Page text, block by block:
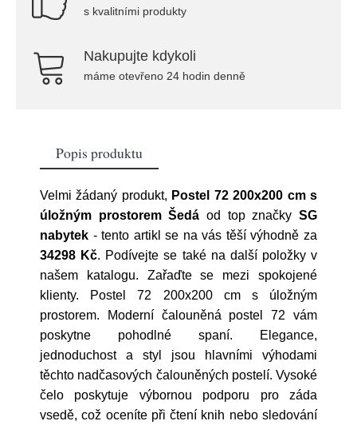
s kvalitními produkty
Nakupujte kdykoli
máme otevřeno 24 hodin denně
Popis produktu
Velmi žádaný produkt, Postel 72 200x200 cm s
úložným prostorem Šedá od top značkySG
nabytek - tento artikl se na vás těší výhodně za
34298 Kč. Podívejte se také na další položky v
našem katalogu. Zařaďte se mezi spokojené
klienty. Postel 72 200x200 cm s úložným
prostorem. Moderní čalouněná postel 72 vám
poskytne pohodlné spaní. Elegance,
jednoduchost a styl jsou hlavními výhodami
těchto nadčasových čalouněných postelí. Vysoké
čelo poskytuje výbornou podporu pro záda
vsedě, což oceníte při čtení knih nebo sledování